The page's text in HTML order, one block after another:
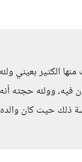
الكثير بعيني
فيه، وولله حجته
ذلك حيث كان